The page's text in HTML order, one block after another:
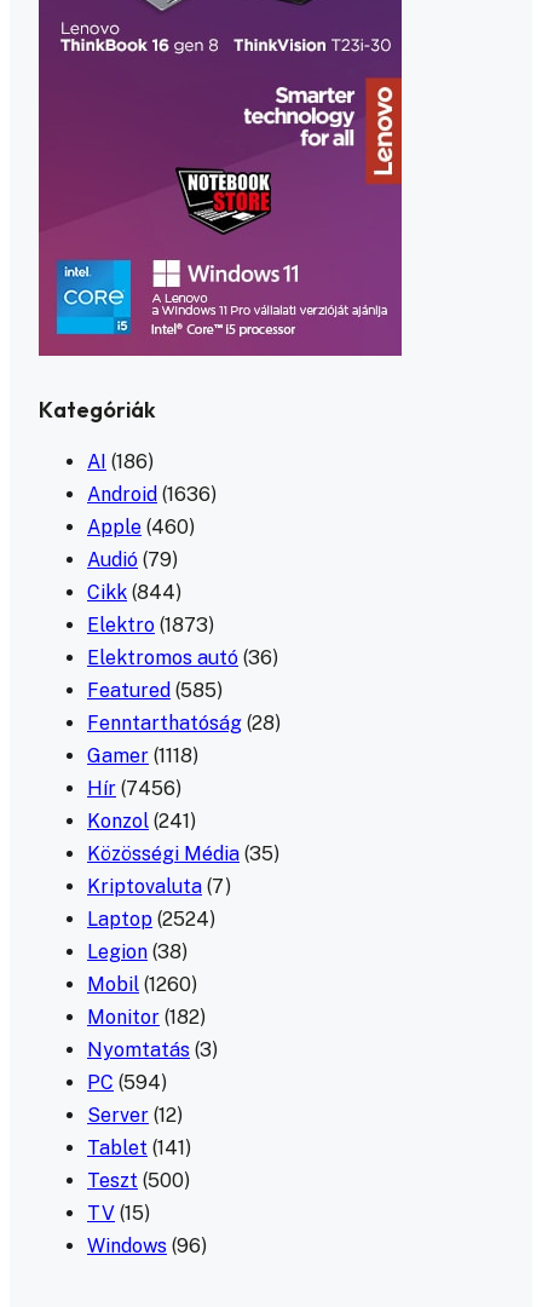
Kategóriák
AI (186)
Android (1636)
Apple (460)
Audió (79)
Cikk (844)
Elektro (1873)
Elektromos autó (36)
Featured (585)
Fenntarthatóság (28)
Gamer (1118)
Hír (7456)
Konzol (241)
Közösségi Média (35)
Kriptovaluta (7)
Laptop (2524)
Legion (38)
Mobil (1260)
Monitor (182)
Nyomtatás (3)
PC (594)
Server (12)
Tablet (141)
Teszt (500)
TV (15)
Windows (96)